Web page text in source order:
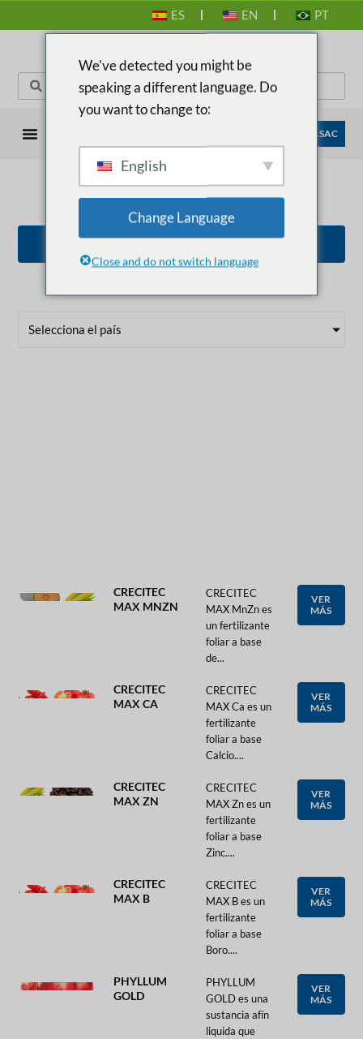
ES EN PT
EMPRESAS ANASAC
BIENESTAR VEGETAL
Selecciona el país
CRECITEC
MAX MNZN
CRECITEC
MAX MnZn es
un fertilizante
foliar a base
de...
VER
MÁS
CRECITEC
MAX CA
CRECITEC
MAX Ca es un
fertilizante
foliar a base
Calcio....
VER
MÁS
CRECITEC
MAX ZN
CRECITEC
MAX Zn es un
fertilizante
foliar a base
Zinc....
VER
MÁS
CRECITEC
MAX B
CRECITEC
MAX B es un
fertilizante
foliar a base
Boro....
VER
MÁS
PHYLLUM
GOLD
PHYLLUM
GOLD es una
sustancia afín
liquida que
VER
MÁS
We've detected you might be
speaking a different language. Do
you want to change to:
English
Change Language
Close and do not switch language